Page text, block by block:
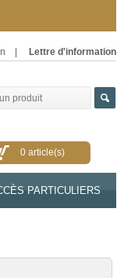
Lettre d'information
0 article(s)
PARTICULIERS